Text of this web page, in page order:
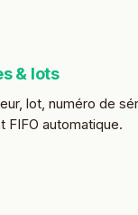
& lots
lot, numéro de
FIFO automatique.